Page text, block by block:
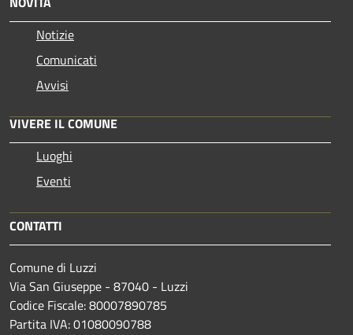
Notizie
Comunicati
Avvisi
VIVERE IL COMUNE
Luoghi
Eventi
CONTATTI
Comune di Luzzi
Via San Giuseppe - 87040 - Luzzi
Codice Fiscale: 80007890785
Partita IVA: 01080090788